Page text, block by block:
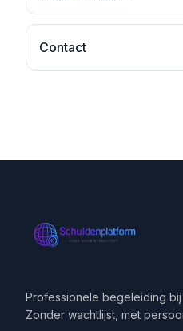
Contact
Professionele begeleiding
Zonder wachtlijst, met